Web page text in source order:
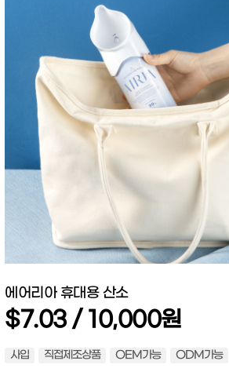
에어리아 휴대용 산소
$7.03 / 10,000원
사입 직접제조상품 OEM가능 ODM가능